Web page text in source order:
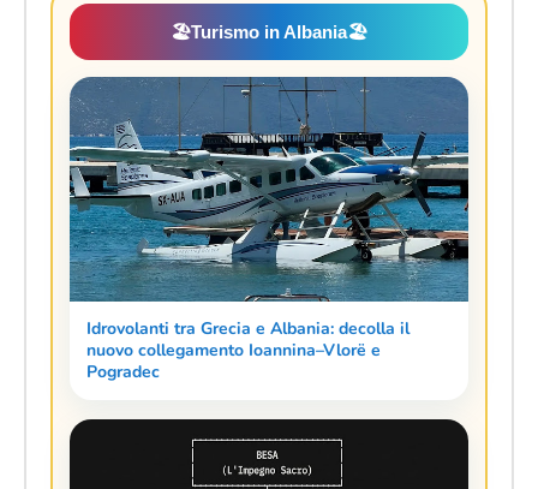
🏖️Turismo in Albania🏖️
Idrovolanti tra Grecia e Albania: decolla il
nuovo collegamento Ioannina–Vlorë e
Pogradec